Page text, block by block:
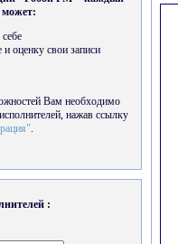
может:
оценку свои записи
Вам необходимо
нажав ссылку
.
: